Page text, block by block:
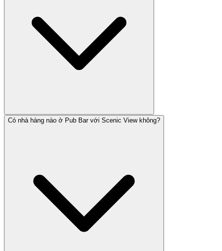
Có nhà hàng nào ở Pub Bar với Scenic View không?